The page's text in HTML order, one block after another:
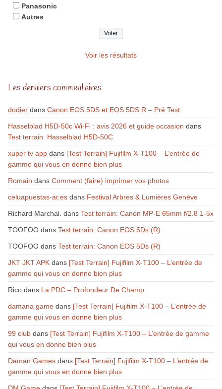
Panasonic
Autres
Voir les résultats
Les derniers commentaires
dodierdans Canon EOS 5DS et EOS 5DS R – Pré Test
Hasselblad H5D-50c Wi-Fi : avis 2026 et guide occasion dans
Test terrain: Hasselblad H5D-50C
xuper tv appdans [Test Terrain] Fujifilm X-T100 – L’entrée de
gamme qui vous en donne bien plus
Romain dans Comment (faire) imprimer vos photos
celuapuestas-ar.esdans Festival Arbres & Lumières Genève
Richard Marchal. dans Test terrain: Canon MP-E 65mm f/2.8 1-5x
TOOFOOdans Test terrain: Canon EOS 5Ds (R)
TOOFOOdans Test terrain: Canon EOS 5Ds (R)
JKT JKT APKdans [Test Terrain] Fujifilm X-T100 – L’entrée de
gamme qui vous en donne bien plus
Ricodans La PDC – Profondeur De Champ
damana gamedans [Test Terrain] Fujifilm X-T100 – L’entrée de
gamme qui vous en donne bien plus
99 clubdans [Test Terrain] Fujifilm X-T100 – L’entrée de gamme
qui vous en donne bien plus
Daman Gamesdans [Test Terrain] Fujifilm X-T100 – L’entrée de
gamme qui vous en donne bien plus